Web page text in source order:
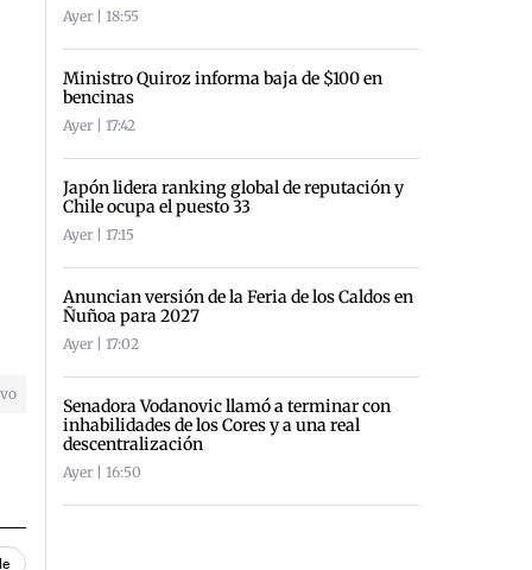
Ayer | 18:55
Ministro Quiroz informa baja de $100 en
bencinas
Ayer | 17:42
Japón lidera ranking global de reputación y
Chile ocupa el puesto 33
Ayer | 17:15
Anuncian versión de la Feria de los Caldos en
Ñuñoa para 2027
Ayer | 17:02
Senadora Vodanovic llamó a terminar con
inhabilidades de los Cores y a una real
descentralización
Ayer | 16:50